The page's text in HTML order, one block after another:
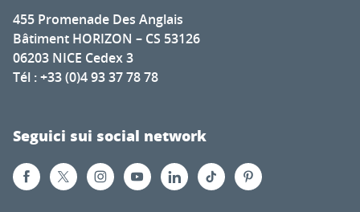
455 Promenade Des Anglais
Bâtiment HORIZON – CS 53126
06203 NICE Cedex 3
Tél : +33 (0)4 93 37 78 78
Seguici sui social network